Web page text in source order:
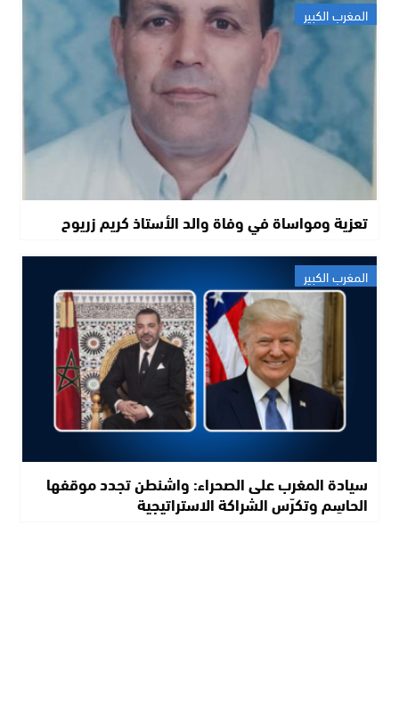
المغرب الكبير
تعزية ومواساة في وفاة والد الأستاذ كريم زريوح
المغرب الكبير
سيادة المغرب على الصحراء: واشنطن تجدد موقفها
الحاسِم وتكرّس الشراكة الاستراتيجية